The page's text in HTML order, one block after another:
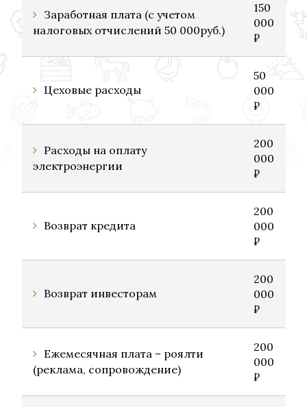
Заработная плата (с учетом
налоговых отчислений 50 000руб.)
150
000
₽
Цеховые расходы
50
000
₽
Расходы на оплату
электроэнергии
200
000
₽
Возврат кредита
200
000
₽
Возврат инвесторам
200
000
₽
Ежемесячная плата – роялти
(реклама, сопровождение)
200
000
₽